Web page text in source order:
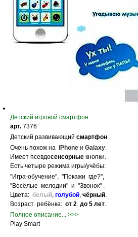
Детский игровой смартфон
арт. 7376
Детский развивающий смартфон.
Очень похож на iPhone и Galaxy.
Имеет псевдосенсорные кнопки.
Есть четыре режима игры/учёбы:
"Игра-обучение", "Покажи где?",
"Весёлые мелодии" и "Звонок" .
Цвета: белый, голубой, чёрный.
Возраст ребёнка: от 2 до 5 лет.
Полное описание... >>>
Play Smart